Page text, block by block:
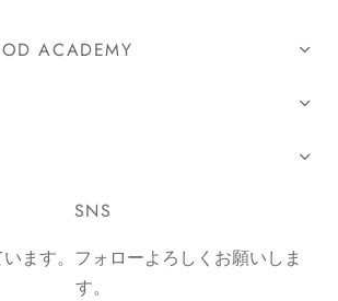
ACADEMY
SNS
ます。フォローよろしくお願いしま
す。